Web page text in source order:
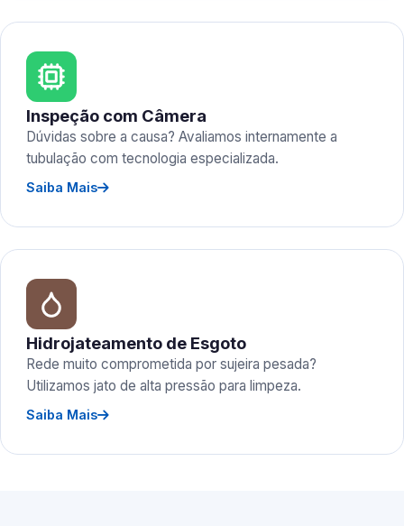
Inspeção com Câmera
Dúvidas sobre a causa? Avaliamos internamente a
tubulação com tecnologia especializada.
Saiba Mais
Hidrojateamento de Esgoto
Rede muito comprometida por sujeira pesada?
Utilizamos jato de alta pressão para limpeza.
Saiba Mais